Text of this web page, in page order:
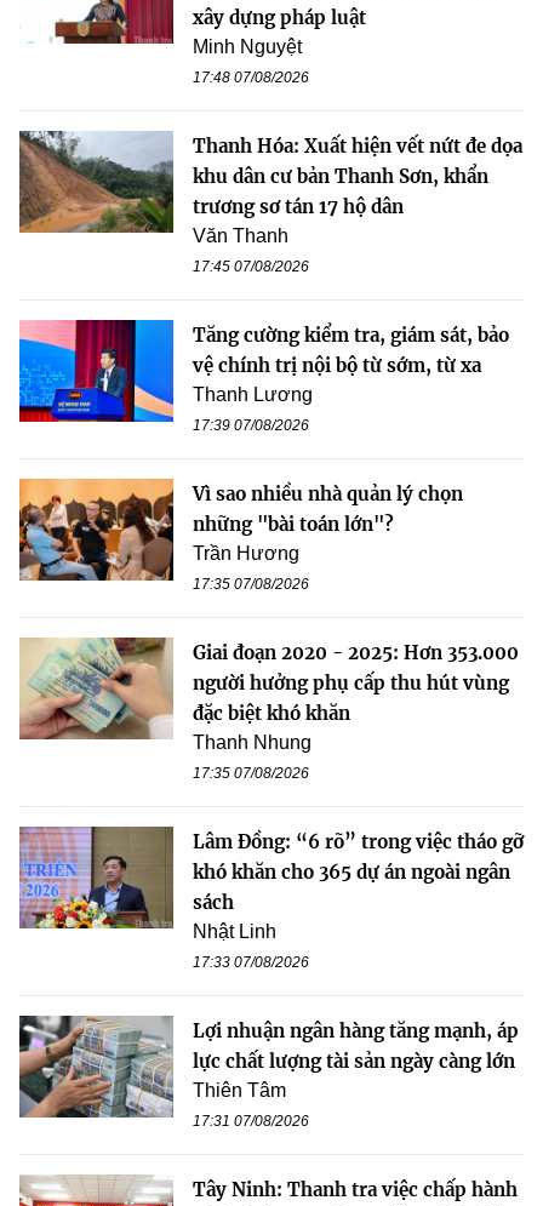
xây dựng pháp luật
Minh Nguyệt
17:48 07/08/2026
Thanh Hóa: Xuất hiện vết nứt đe dọa
khu dân cư bản Thanh Sơn, khẩn
trương sơ tán 17 hộ dân
Văn Thanh
17:45 07/08/2026
Tăng cường kiểm tra, giám sát, bảo
vệ chính trị nội bộ từ sớm, từ xa
Thanh Lương
17:39 07/08/2026
Vì sao nhiều nhà quản lý chọn
những "bài toán lớn"?
Trần Hương
17:35 07/08/2026
Giai đoạn 2020 - 2025: Hơn 353.000
người hưởng phụ cấp thu hút vùng
đặc biệt khó khăn
Thanh Nhung
17:35 07/08/2026
Lâm Đồng: “6 rõ” trong việc tháo gỡ
khó khăn cho 365 dự án ngoài ngân
sách
Nhật Linh
17:33 07/08/2026
Lợi nhuận ngân hàng tăng mạnh, áp
lực chất lượng tài sản ngày càng lớn
Thiên Tâm
17:31 07/08/2026
Tây Ninh: Thanh tra việc chấp hành